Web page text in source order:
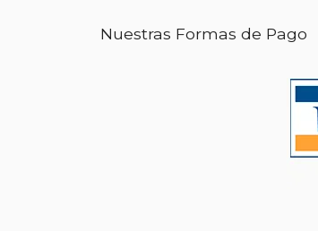
Nuestras Formas de Pago